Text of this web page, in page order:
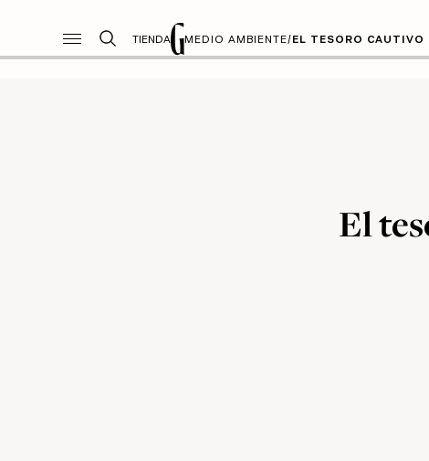
TIENDA MEDIO AMBIENTE/EL TESORO CAUTIVO
El